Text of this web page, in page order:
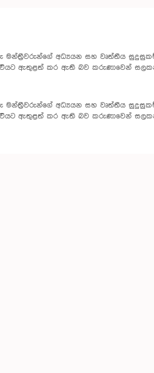
මන්ත්‍රීවරුන්ගේ අධ්‍යයන සහ වෘත්තීය
ඇතුළත් කර ඇති බව කරුණාවෙන්
මන්ත්‍රීවරුන්ගේ අධ්‍යයන සහ වෘත්තීය
ඇතුළත් කර ඇති බව කරුණාවෙන්